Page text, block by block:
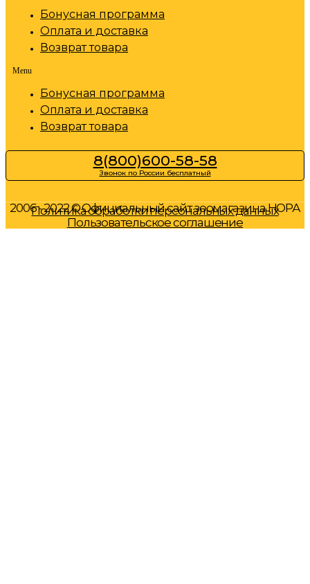
Бонусная программа
Оплата и доставка
Возврат товара
Menu
Бонусная программа
Оплата и доставка
Возврат товара
8(800)600-58-58
Звонок по России бесплатный
2006 - 2022 © Официальный сайт зоомагазина НОРА
Политика обработки персональных данных
Пользовательское соглашение